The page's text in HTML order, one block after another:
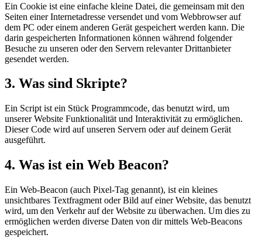
Ein Cookie ist eine einfache kleine Datei, die gemeinsam mit den
Seiten einer Internetadresse versendet und vom Webbrowser auf
dem PC oder einem anderen Gerät gespeichert werden kann. Die
darin gespeicherten Informationen können während folgender
Besuche zu unseren oder den Servern relevanter Drittanbieter
gesendet werden.
3. Was sind Skripte?
Ein Script ist ein Stück Programmcode, das benutzt wird, um
unserer Website Funktionalität und Interaktivität zu ermöglichen.
Dieser Code wird auf unseren Servern oder auf deinem Gerät
ausgeführt.
4. Was ist ein Web Beacon?
Ein Web-Beacon (auch Pixel-Tag genannt), ist ein kleines
unsichtbares Textfragment oder Bild auf einer Website, das benutzt
wird, um den Verkehr auf der Website zu überwachen. Um dies zu
ermöglichen werden diverse Daten von dir mittels Web-Beacons
gespeichert.